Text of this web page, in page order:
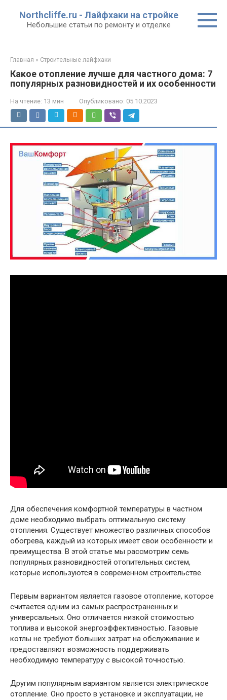
контенту
Northcliffe.ru - Лайфхаки на стройке
Небольшие статьи по ремонту и отделке
Главная » Строительные лайфхаки
Какое отопление лучше для частного дома: 7
популярных разновидностей и их особенности
На чтение: 13 мин Опубликовано: 05.10.2023
Для обеспечения комфортной температуры в частном
доме необходимо выбрать оптимальную систему
отопления. Существует множество различных способов
обогрева, каждый из которых имеет свои особенности и
преимущества. В этой статье мы рассмотрим семь
популярных разновидностей отопительных систем,
которые используются в современном строительстве.
Первым вариантом является газовое отопление, которое
считается одним из самых распространенных и
универсальных. Оно отличается низкой стоимостью
топлива и высокой энергоэффективностью. Газовые
котлы не требуют больших затрат на обслуживание и
предоставляют возможность поддерживать
необходимую температуру с высокой точностью.
Другим популярным вариантом является электрическое
отопление. Оно просто в установке и эксплуатации, не